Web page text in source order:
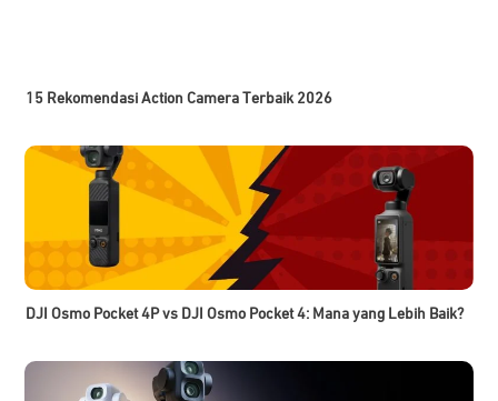
15 Rekomendasi Action Camera Terbaik 2026
DJI Osmo Pocket 4P vs DJI Osmo Pocket 4: Mana yang Lebih Baik?